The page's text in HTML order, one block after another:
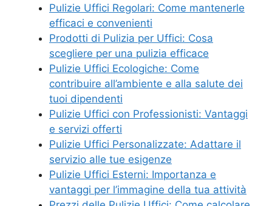
Pulizie Uffici Regolari: Come mantenerle
efficaci e convenienti
Prodotti di Pulizia per Uffici: Cosa
scegliere per una pulizia efficace
Pulizie Uffici Ecologiche: Come
contribuire all’ambiente e alla salute dei
tuoi dipendenti
Pulizie Uffici con Professionisti: Vantaggi
e servizi offerti
Pulizie Uffici Personalizzate: Adattare il
servizio alle tue esigenze
Pulizie Uffici Esterni: Importanza e
vantaggi per l’immagine della tua attività